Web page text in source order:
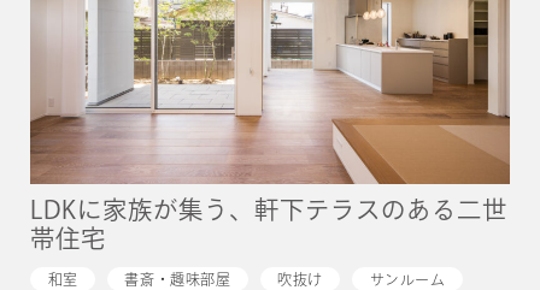
LDKに家族が集う、軒下テラスのある二世
帯住宅
和室 書斎・趣味部屋 吹抜け サンルーム